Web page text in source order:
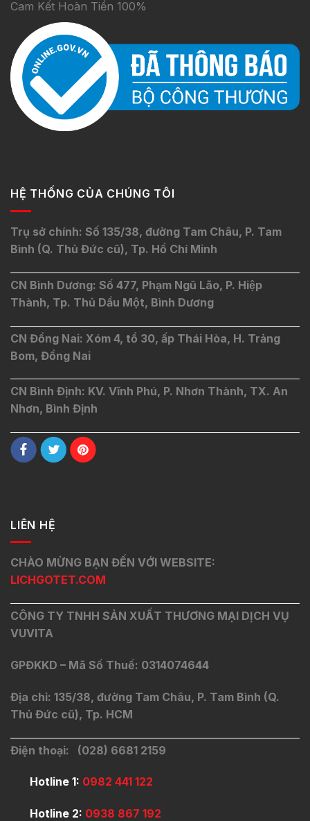
Cam Kết Hoàn Tiền 100%
HỆ THỐNG CỦA CHÚNG TÔI
Trụ sở chính: Số 135/38, đường Tam Châu, P. Tam
Bình (Q. Thủ Đức cũ), Tp. Hồ Chí Minh
CN Bình Dương: Số 477, Phạm Ngũ Lão, P. Hiệp
Thành, Tp. Thủ Dầu Một, Bình Dương
CN Đồng Nai: Xóm 4, tổ 30, ấp Thái Hòa, H. Trảng
Bom, Đồng Nai
CN Bình Định: KV. Vĩnh Phú, P. Nhơn Thành, TX. An
Nhơn, Bình Định
LIÊN HỆ
CHÀO MỪNG BẠN ĐẾN VỚI WEBSITE:
LICHGOTET.COM
CÔNG TY TNHH SẢN XUẤT THƯƠNG MẠI DỊCH VỤ
VUVITA
GPĐKKD – Mã Số Thuế: 0314074644
Địa chỉ: 135/38, đường Tam Châu, P. Tam Bình (Q.
Thủ Đức cũ), Tp. HCM
Điện thoại: (028) 6681 2159
Hotline 1: 0982 441 122
Hotline 2: 0938 867 192